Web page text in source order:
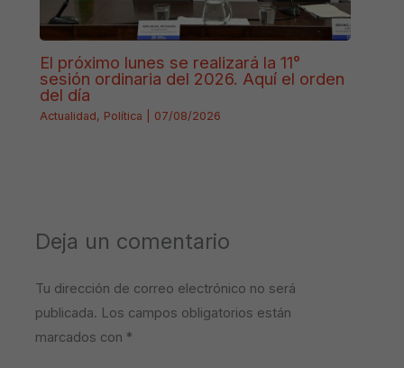
El próximo lunes se realizará la 11°
sesión ordinaria del 2026. Aquí el orden
del día
Actualidad, Política 07/08/2026
Deja un comentario
Tu dirección de correo electrónico no será
publicada. Los campos obligatorios están
marcados con *